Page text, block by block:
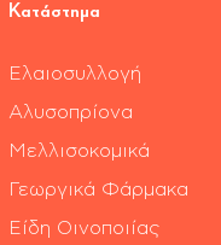
Κατάστημα
Ελαιοσυλλογή
Αλυσοπρίονα
Μελλισοκομικά
Γεωργικά Φάρμακα
Είδη Οινοποιίας